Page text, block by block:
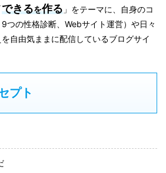
できるを作る 」をテーマに、自身のコ
つの性格診断、Webサイト運営）や日々
自由気ままに配信しているブログサイ
プト